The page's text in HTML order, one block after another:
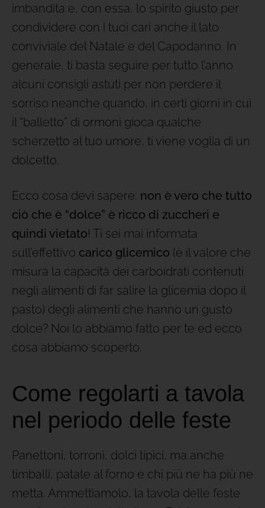
imbandita e, con essa, lo spirito giusto per
condividere con i tuoi cari anche il lato
conviviale del Natale e del Capodanno. In
generale, ti basta seguire per tutto l’anno
alcuni consigli astuti per non perdere il
sorriso neanche quando, in certi giorni in cui
il “balletto” di ormoni gioca qualche
scherzetto al tuo umore, ti viene voglia di un
dolcetto.
Ecco cosa devi sapere: non è vero che tutto
ciò che è “dolce” è ricco di zuccheri e
quindi vietato! Ti sei mai informata
sull’effettivo carico glicemico (è il valore che
misura la capacità dei carboidrati contenuti
negli alimenti di far salire la glicemia dopo il
pasto) degli alimenti che hanno un gusto
dolce? Noi lo abbiamo fatto per te ed ecco
cosa abbiamo scoperto.
Come regolarti a tavola
nel periodo delle feste
Panettoni, torroni, dolci tipici, ma anche
timballi, patate al forno e chi più ne ha più ne
metta. Ammettiamolo, la tavola delle feste